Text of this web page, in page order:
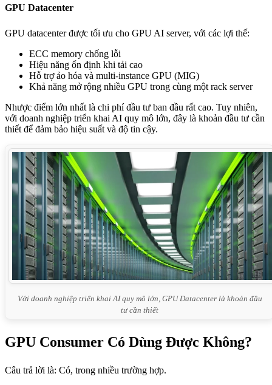
GPU Datacenter
GPU datacenter được tối ưu cho GPU AI server, với các lợi thế:
ECC memory chống lỗi
Hiệu năng ổn định khi tải cao
Hỗ trợ ảo hóa và multi-instance GPU (MIG)
Khả năng mở rộng nhiều GPU trong cùng một rack server
Nhược điểm lớn nhất là chi phí đầu tư ban đầu rất cao. Tuy nhiên,
với doanh nghiệp triển khai AI quy mô lớn, đây là khoản đầu tư cần
thiết để đảm bảo hiệu suất và độ tin cậy.
Với doanh nghiệp triển khai AI quy mô lớn, GPU Datacenter là khoản đầu
tư cần thiết
GPU Consumer Có Dùng Được Không?
Câu trả lời là: Có, trong nhiều trường hợp.